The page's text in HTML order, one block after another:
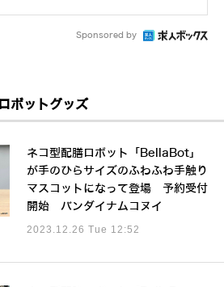
Sponsored by
ロボットグッズ
ネコ型配膳ロボット「BellaBot」
が手のひらサイズのふわふわ手触り
マスコットになって登場 予約受付
開始 バンダイナムコヌイ
2023.12.26 Tue 12:52